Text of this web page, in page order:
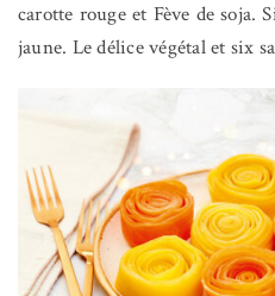
carotte rouge et Fève de soja.
jaune. Le délice végétal et six